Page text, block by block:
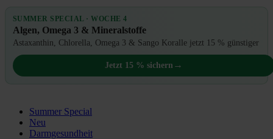
SUMMER SPECIAL · WOCHE 4
Algen, Omega 3 & Mineralstoffe
Astaxanthin, Chlorella, Omega 3 & Sango Koralle jetzt 15 % günstiger
Jetzt 15 % sichern →
Summer Special
Neu
Darmgesundheit